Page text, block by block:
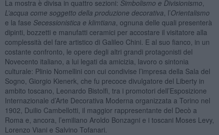
La mostra è divisa in quattro sezioni: Simbolismo e Divisionismo
L’acqua come soggetto della produzione decorativa , l’Orientalismo
e la fase Secessionistica e klimtiana , ognuna delle quali presenterà
dipinti, bozzetti e manufatti ceramici per accostare il visitatore alla
complessità del fare artistico di Galileo Chini. E al suo fianco, in un
costante confronto, le opere degli altri grandi protagonisti del
Novecento italiano, a lui legati da amicizia, lavoro o sintonia
culturale: Plinio Nomellini con cui condivise l’impresa della Sala del
Sogno, Giorgio Kienerk, che fu precoce divulgatore del Liberty in
ambito toscano, Leonardo Bistolfi, tra i promotori dell’Esposizione
Internazionale d’Arte Decorativa Moderna organizzata a Torino nel
1902, Duilio Cambellotti, il maggior rappresentante del Decò a
Roma e, ancora, l’emiliano Aroldo Bonzagni e i toscani Moses Levy,
Lorenzo Viani e Salvino Tofanari.